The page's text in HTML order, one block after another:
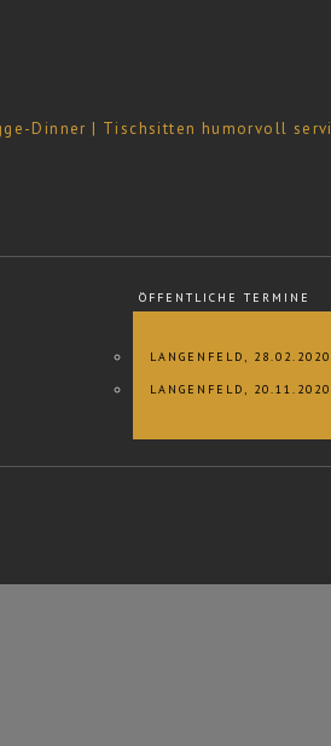
ÖFFENTLICHE TERMINE
LANGENFELD, 28.02.2020
LANGENFELD, 20.11.2020